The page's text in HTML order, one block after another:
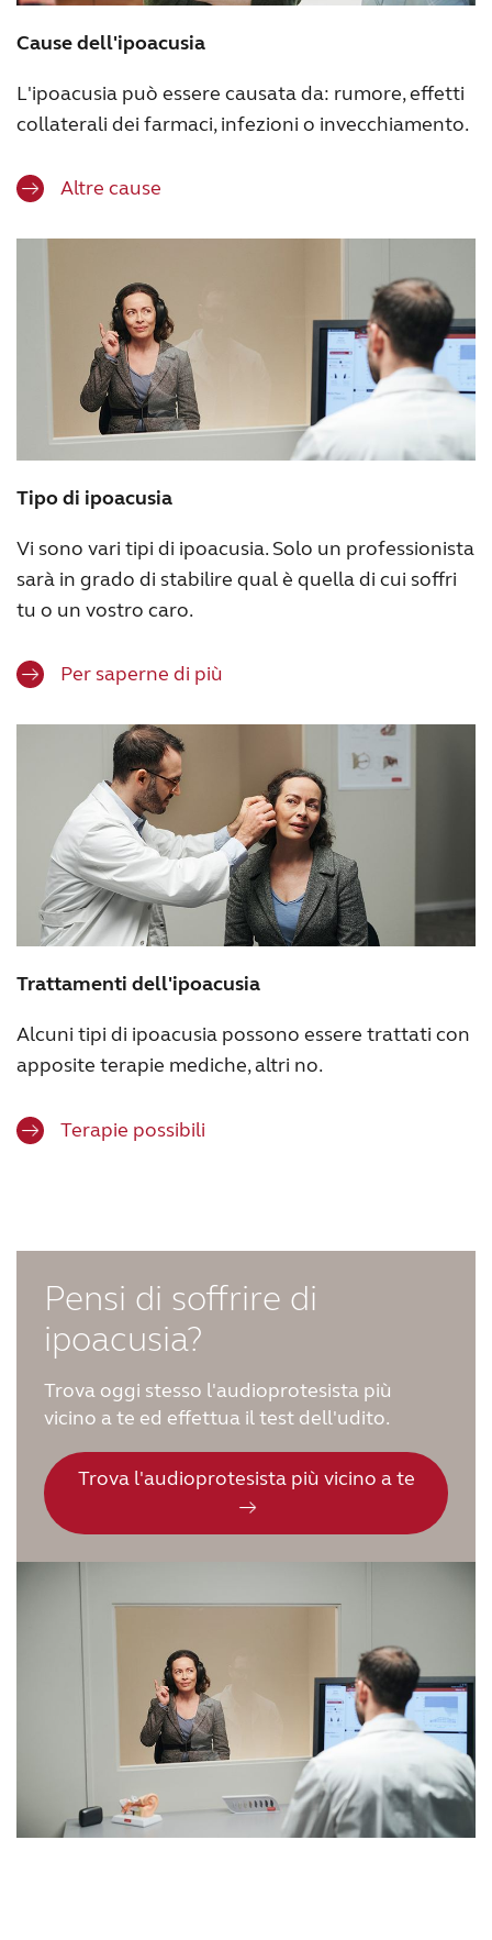
Cause dell'ipoacusia
L'ipoacusia può essere causata da: rumore, effetti
collaterali dei farmaci, infezioni o invecchiamento.
Altre cause
Tipo di ipoacusia
Vi sono vari tipi di ipoacusia. Solo un professionista
sarà in grado di stabilire qual è quella di cui soffri
tu o un vostro caro.
Per saperne di più
Trattamenti dell'ipoacusia
Alcuni tipi di ipoacusia possono essere trattati con
apposite terapie mediche, altri no.
Terapie possibili
Pensi di soffrire di
ipoacusia?
Trova oggi stesso l'audioprotesista più
vicino a te ed effettua il test dell'udito.
Trova l'audioprotesista più vicino a te